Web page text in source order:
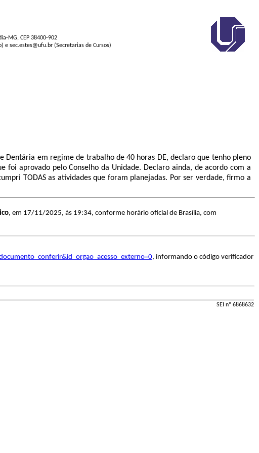
MG, CEP 38400-902
sec.estes@ufu.br (Secretarias de Cursos)
Dentária em regime de trabalho de 40 horas DE, declaro que tenho pleno
foi aprovado pelo Conselho da Unidade. Declaro ainda, de acordo com a
TODAS as atividades que foram planejadas. Por ser verdade, firmo a
, em 17/11/2025, às 19:34, conforme horário oficial de Brasília, com
, informando o código verificador
SEI nº 6868632